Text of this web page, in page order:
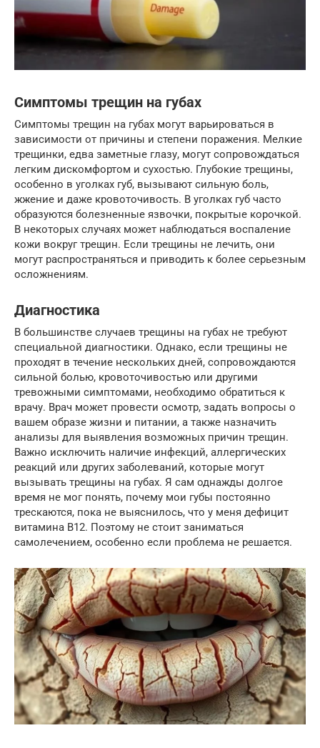
Симптомы трещин на губах
Симптомы трещин на губах могут варьироваться в
зависимости от причины и степени поражения. Мелкие
трещинки, едва заметные глазу, могут сопровождаться
легким дискомфортом и сухостью. Глубокие трещины,
особенно в уголках губ, вызывают сильную боль,
жжение и даже кровоточивость. В уголках губ часто
образуются болезненные язвочки, покрытые корочкой.
В некоторых случаях может наблюдаться воспаление
кожи вокруг трещин. Если трещины не лечить, они
могут распространяться и приводить к более серьезным
осложнениям.
Диагностика
В большинстве случаев трещины на губах не требуют
специальной диагностики. Однако, если трещины не
проходят в течение нескольких дней, сопровождаются
сильной болью, кровоточивостью или другими
тревожными симптомами, необходимо обратиться к
врачу. Врач может провести осмотр, задать вопросы о
вашем образе жизни и питании, а также назначить
анализы для выявления возможных причин трещин.
Важно исключить наличие инфекций, аллергических
реакций или других заболеваний, которые могут
вызывать трещины на губах. Я сам однажды долгое
время не мог понять, почему мои губы постоянно
трескаются, пока не выяснилось, что у меня дефицит
витамина B12. Поэтому не стоит заниматься
самолечением, особенно если проблема не решается.